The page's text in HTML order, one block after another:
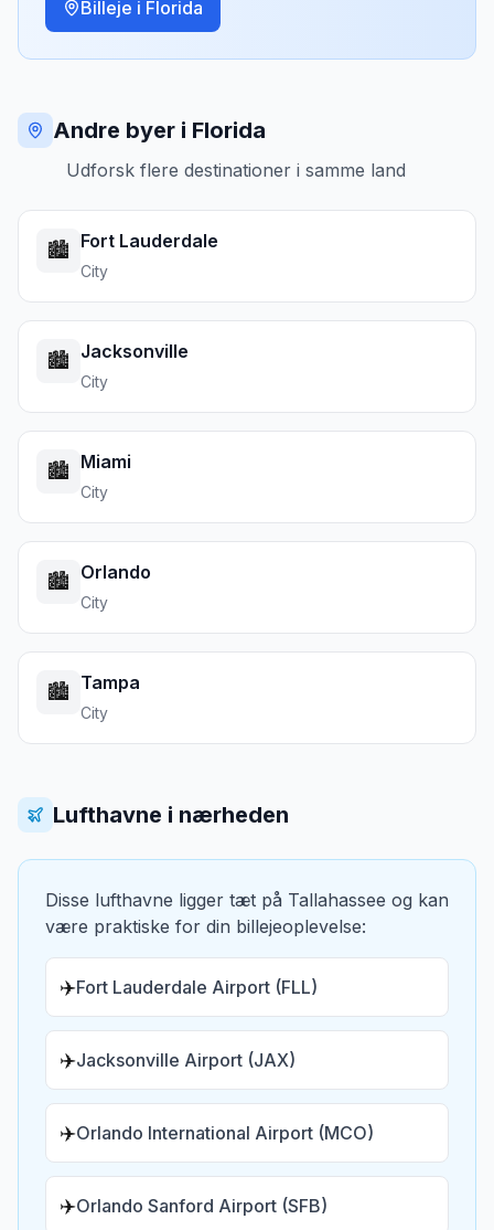
Billeje i Florida
Andre byer i Florida
Udforsk flere destinationer i samme land
🏙️ Fort Lauderdale
City
🏙️ Jacksonville
City
🏙️ Miami
City
🏙️ Orlando
City
🏙️ Tampa
City
Lufthavne i nærheden
Disse lufthavne ligger tæt på Tallahassee og kan
være praktiske for din billejeoplevelse:
✈️Fort Lauderdale Airport (FLL)
✈️Jacksonville Airport (JAX)
✈️Orlando International Airport (MCO)
✈️Orlando Sanford Airport (SFB)